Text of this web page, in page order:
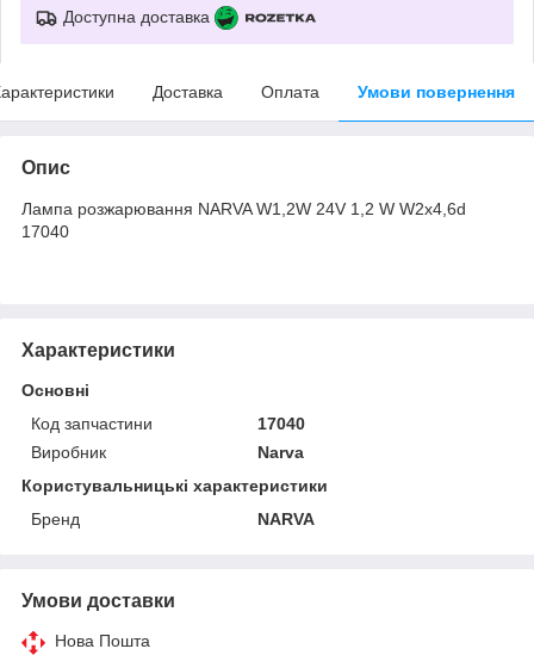
Доступна доставка
Доставка Оплата Умови повернення
Опис
Лампа розжарювання NARVA W1,2W 24V 1,2 W W2x4,6d
17040
Характеристики
Основні
Код запчастини
17040
Виробник
Narva
Користувальницькі характеристики
Бренд
NARVA
Умови доставки
Нова Пошта